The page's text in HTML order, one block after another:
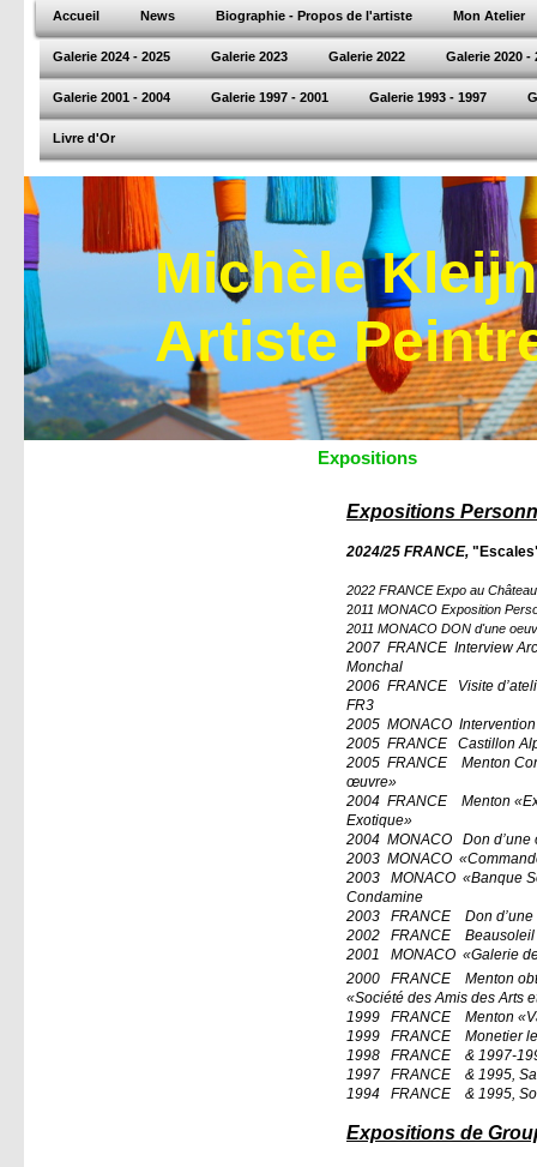
Accueil News Biographie - Propos de l'artiste Mon Atelier
Galerie 2024 - 2025 Galerie 2023 Galerie 2022 Galerie 2020 -
Galerie 2001 - 2004 Galerie 1997 - 2001 Galerie 1993 - 1997
Livre d'Or
Michèle
Artiste
Expositions
Expositions
2024/25 FRANCE,
2022 FRANCE Expo au
2011 MONACO Exposition
2011 MONACO DON d'une
2007 FRANCE Interview
Monchal
2006 FRANCE Visite
FR3
2005 MONACO
2005 FRANCE Castillon
2005 FRANCE Menton
œuvre»
2004 FRANCE Menton
Exotique»
2004 MONACO Don d’une
2003 MONACO
2003 MONACO «Banque
Condamine
2003 FRANCE Don d’une
2002 FRANCE Beausoleil
2001 MONACO «Galerie
2000 FRANCE Menton
«Société des Amis des Arts
1999 FRANCE Menton
1999 FRANCE Monetier
1998 FRANCE & 1997-
1997 FRANCE & 1995,
1994 FRANCE & 1995,
Expositions de